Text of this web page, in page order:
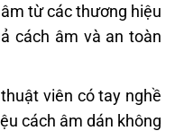
từ các thương hiệu
cách âm và an toàn
viên có tay nghề
cách âm dán không